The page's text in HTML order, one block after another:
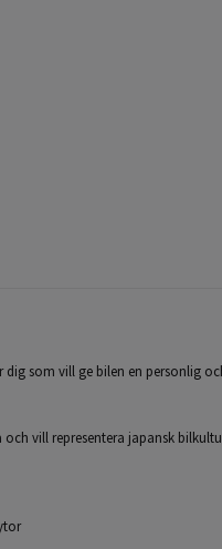
dig som vill ge bilen en personlig
vill representera japansk